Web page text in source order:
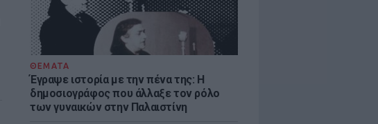
ΘΕΜΑΤΑ
Έγραψε ιστορία με την πένα της: Η
δημοσιογράφος που άλλαξε τον ρόλο
των γυναικών στην Παλαιστίνη